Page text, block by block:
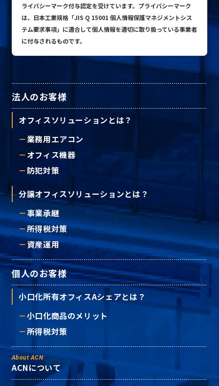
プライバシーポリシー
© ACN Inc.
ライバシーマーク付与認定を受けています。プライバシーマーク
は、日本工業規格「JIS Q 15001 個人情報保護マネジメントシス
テム要求事項」に適合して個人情報を適切に取り扱っている事業者
に付与されるものです。
法人のお客様
オフィスソリューションとは？
業務用エアコン
オフィス機器
防犯対策
分譲オフィスソリューションとは？
事業承継
所得税対策
資産運用
個人のお客様
小口化所有オフィスAシェアとは？
小口化商品のメリット
所得税対策
About ACN
ACNについて